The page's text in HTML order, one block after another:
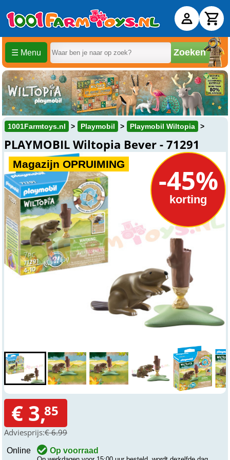
☰ Menu Zoeken
1001Farmtoys.nl Playmobil Playmobil Wiltopia
PLAYMOBIL Wiltopia Bever - 71291
Magazijn OPRUIMING -45%
korting
€ 3,85
Adviesprijs:€ 6.99
Online Op voorraad